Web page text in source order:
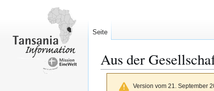
Aus der
Version vom 21. September
Seite